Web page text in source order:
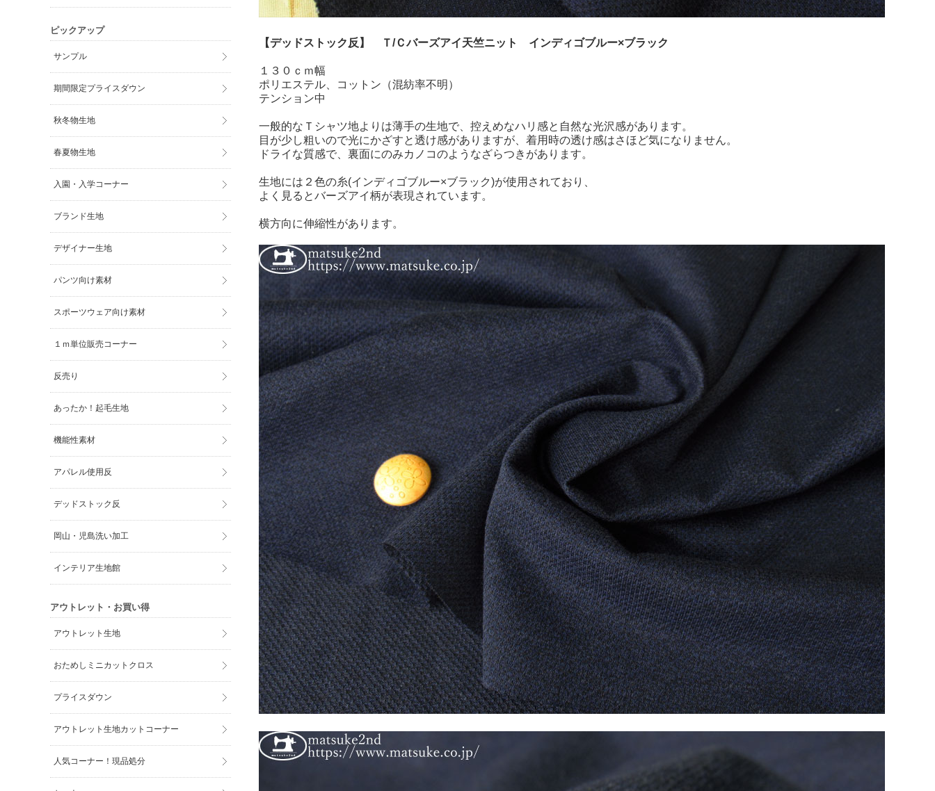
【デッドストック反】 Ｔ/Ｃバーズアイ天竺ニット インディゴブルー×ブラック
１３０ｃｍ幅
ポリエステル、コットン（混紡率不明）
テンション中
一般的なＴシャツ地よりは薄手の生地で、控えめなハリ感と自然な光沢感があります。
目が少し粗いので光にかざすと透け感がありますが、着用時の透け感はさほど気になりません。
ドライな質感で、裏面にのみカノコのようなざらつきがあります。
生地には２色の糸(インディゴブルー×ブラック)が使用されており、
よく見るとバーズアイ柄が表現されています。
横方向に伸縮性があります。
ピックアップ
サンプル
期間限定プライスダウン
秋冬物生地
春夏物生地
入園・入学コーナー
ブランド生地
デザイナー生地
パンツ向け素材
スポーツウェア向け素材
１ｍ単位販売コーナー
反売り
あったか！起毛生地
機能性素材
アパレル使用反
デッドストック反
岡山・児島洗い加工
インテリア生地館
アウトレット・お買い得
アウトレット生地
おためしミニカットクロス
プライスダウン
アウトレット生地カットコーナー
人気コーナー！現品処分